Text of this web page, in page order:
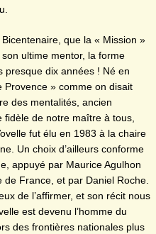
Bicentenaire, que la « Mission »
ultime mentor, la forme
presque dix années ! Né en
Provence » comme on disait
des mentalités, ancien
fidèle de notre maître à tous,
fut élu en 1983 à la chaire
Un choix d’ailleurs conforme
appuyé par Maurice Agulhon
de France, et par Daniel Roche.
de l’affirmer, et son récit nous
est devenu l’homme du
des frontières nationales plus